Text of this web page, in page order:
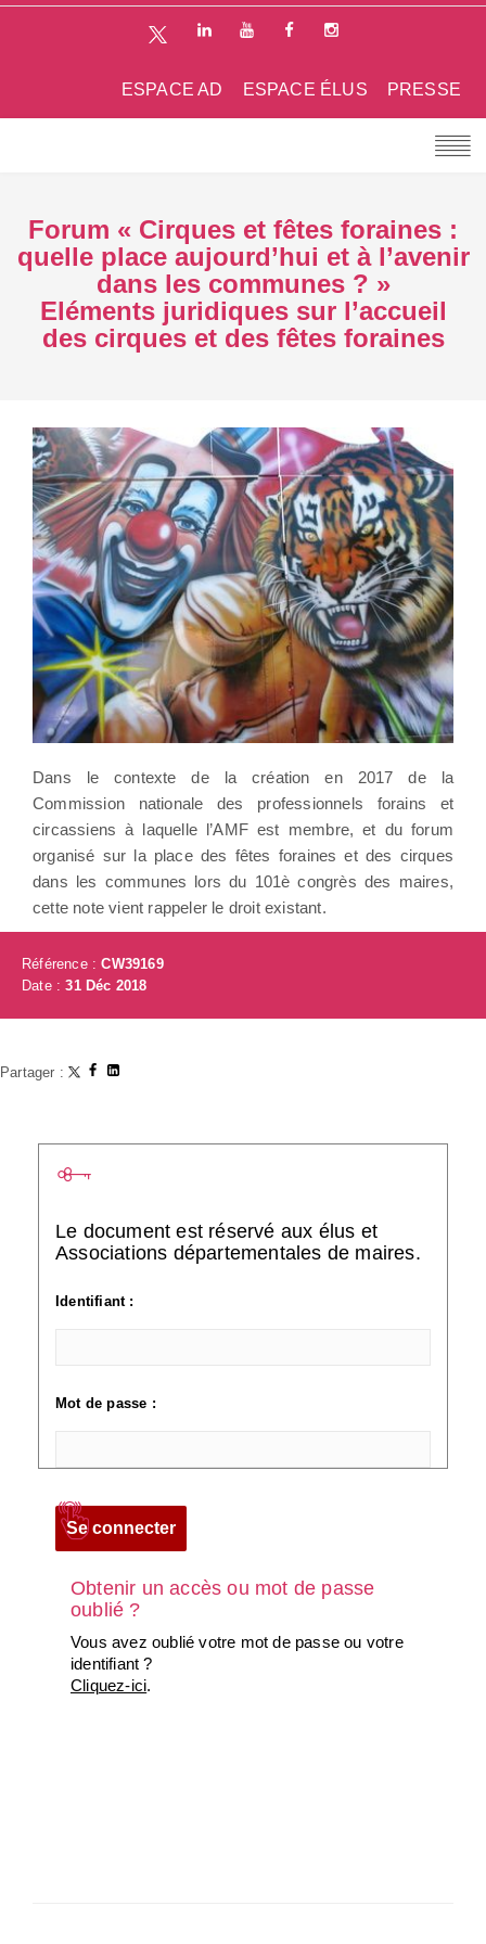
PRESSE
ESPACE ÉLUS
ESPACE AD
Forum « Cirques et fêtes foraines :
quelle place aujourd’hui et à l’avenir
dans les communes ? »
Eléments juridiques sur l’accueil
des cirques et des fêtes foraines
Dans le contexte de la création en 2017 de la
Commission nationale des professionnels forains et
circassiens à laquelle l’AMF est membre, et du forum
organisé sur la place des fêtes foraines et des cirques
dans les communes lors du 101è congrès des maires,
cette note vient rappeler le droit existant.
Référence :CW39169
Date :31 Déc 2018
Partager :
Le document est réservé aux élus et
Associations départementales de maires.
Identifiant :
Mot de passe :
Obtenir un accès ou mot de passe
oublié ?
Vous avez oublié votre mot de passe ou votre
identifiant ?
Cliquez-ici.